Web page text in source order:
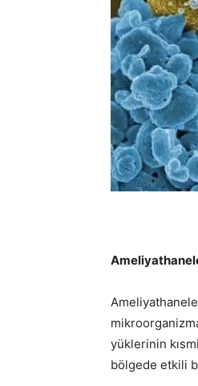
yüklerinin
bölgede etkili